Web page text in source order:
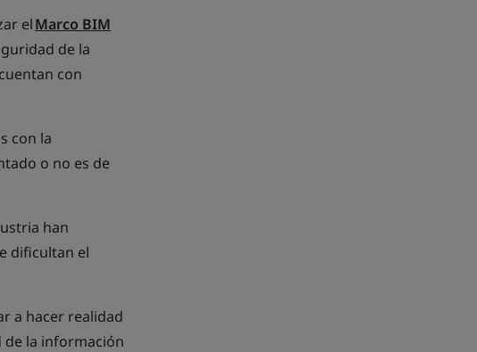
elMarco BIM
de la
con
con la
o no es de
han
dificultan el
a hacer realidad
la información